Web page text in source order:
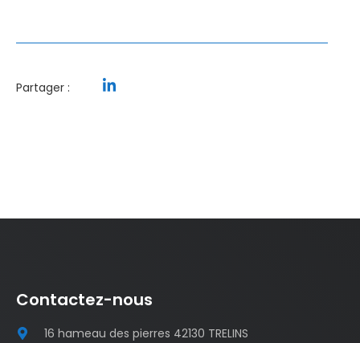
Partager :
Contactez-nous
16 hameau des pierres 42130 TRELINS